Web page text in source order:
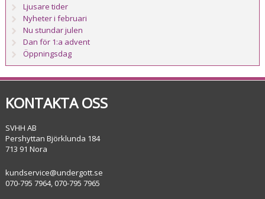
Ljusare tider
Nyheter i februari
Nu stundar julen
Dan för 1:a advent
Öppningsdag
KONTAKTA OSS
SVHH AB
Pershyttan Björklunda 184
713 91 Nora
kundservice@undergott.se
070-795 7964, 070-795 7965